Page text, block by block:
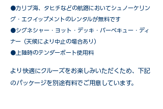
●カリブ海、タヒチなどの航路においてシュノーケリン
グ・エクイップメントのレンタルが無料です
​●シグネシャー・ヨット・デッキ・バーベキュー・ディ
ナー（天候により中止の場合あり）
●上陸時のテンダーボート使用料
​より快適にクルーズをお楽しみいただくため、下記
のパッケージを別途有料でご用意しています。​